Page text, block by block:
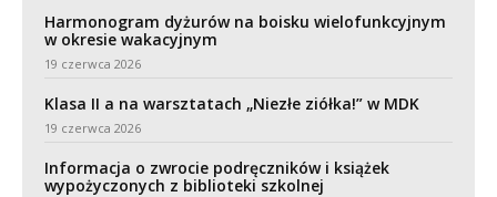
Harmonogram dyżurów na boisku wielofunkcyjnym
w okresie wakacyjnym
19 czerwca 2026
Klasa II a na warsztatach „Niezłe ziółka!” w MDK
19 czerwca 2026
Informacja o zwrocie podręczników i książek
wypożyczonych z biblioteki szkolnej